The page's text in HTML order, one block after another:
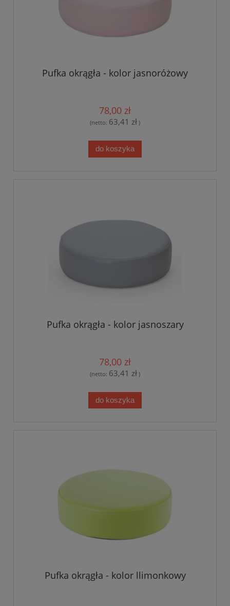
Pufka okrągła - kolor jasnoróżowy
78,00 zł
(netto: 63,41 zł )
do koszyka
Pufka okrągła - kolor jasnoszary
78,00 zł
(netto: 63,41 zł )
do koszyka
Pufka okrągła - kolor llimonkowy